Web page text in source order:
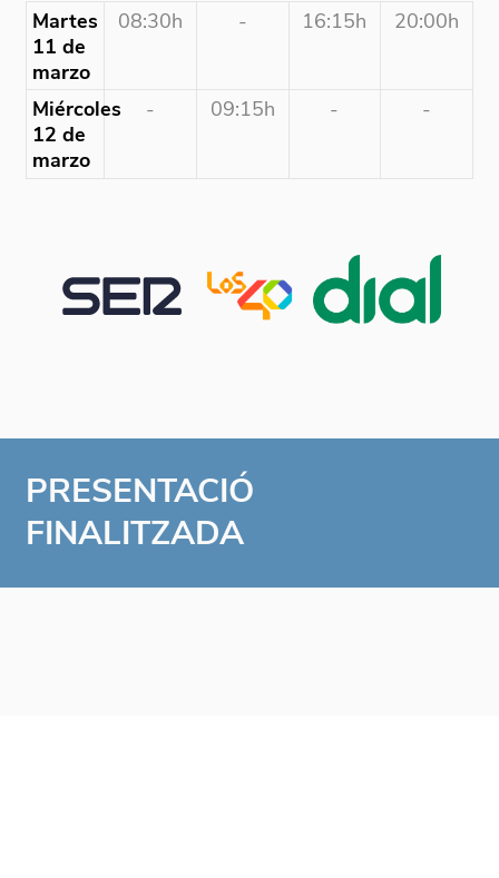
Martes
11 de
marzo
08:30h - 16:15h 20:00h
Miércoles
12 de
marzo
- 09:15h - -
PRESENTACIÓ
FINALITZADA